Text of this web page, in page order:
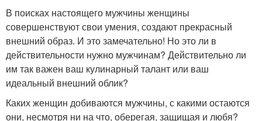
В поисках настоящего мужчины женщины
совершенствуют свои умения, создают прекрасный
внешний образ. И это замечательно! Но это ли в
действительности нужно мужчинам? Действительно ли
им так важен ваш кулинарный талант или ваш
идеальный внешний облик?
Каких женщин добиваются мужчины, с какими остаются
они, несмотря ни на что, оберегая, защищая и любя?